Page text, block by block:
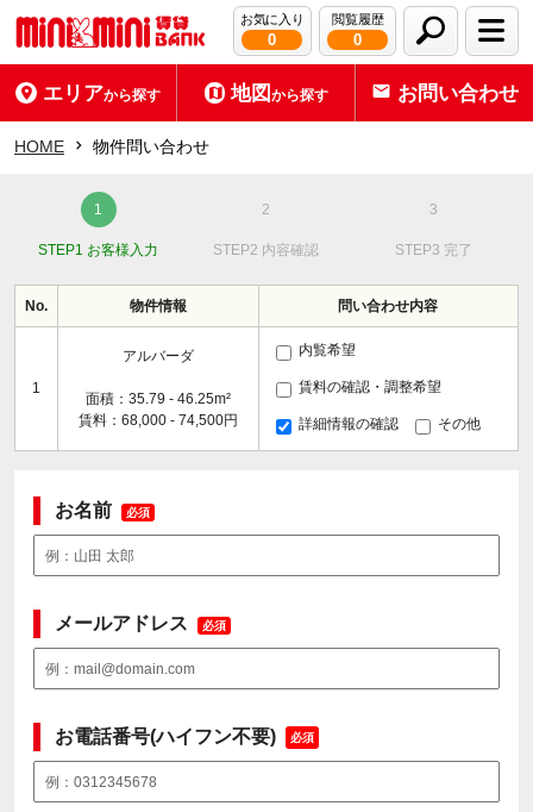
お気に入り
0
閲覧履歴
0
エリアから探す 地図から探す お問い合わせ
HOME 物件問い合わせ
STEP1 お客様入力 STEP2 内容確認 STEP3 完了
No. 物件情報 問い合わせ内容
1
アルバーダ
面積：35.79 - 46.25m²
賃料：68,000 - 74,500円
内覧希望
賃料の確認・調整希望
詳細情報の確認 その他
お名前 必須
メールアドレス 必須
お電話番号(ハイフン不要) 必須